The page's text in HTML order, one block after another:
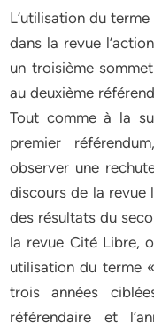
L’utilisation du
dans la revue
un troisième
au deuxième
Tout comme à la
premier
observer une
discours de la revue
des résultats du
la revue Cité Libre,
utilisation du terme
trois années
référendaire et